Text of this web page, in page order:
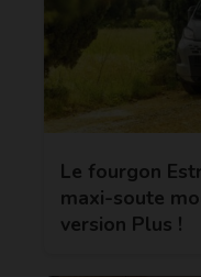
Le fourgon
maxi-soute
version Plus !